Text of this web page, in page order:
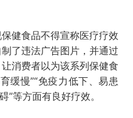
健食品不得宣称医疗疗效
了违法广告图片，并通过
消费者以为该系列保健食
缓慢”“免疫力低下、易患
”等方面有良好疗效。